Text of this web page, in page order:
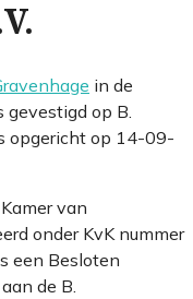
in de
gevestigd op B.
opgericht op 14-09-
van
onder KvK nummer
een Besloten
de B.